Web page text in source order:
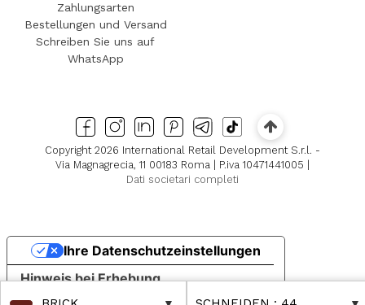
Zahlungsarten
Bestellungen und Versand
Schreiben Sie uns auf
WhatsApp
Copyright 2026 International Retail Development S.r.l. -
Via Magnagrecia, 11 00183 Roma | P.iva 10471441005 |
Dati societari completi
Hinweis bei Erhebung
Ihre Datenschutzeinstellungen